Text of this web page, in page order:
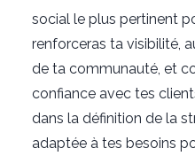
social le plus pertinent
renforceras ta visibilité,
de ta communauté, et
confiance avec tes
dans la définition de la
adaptée à tes besoins